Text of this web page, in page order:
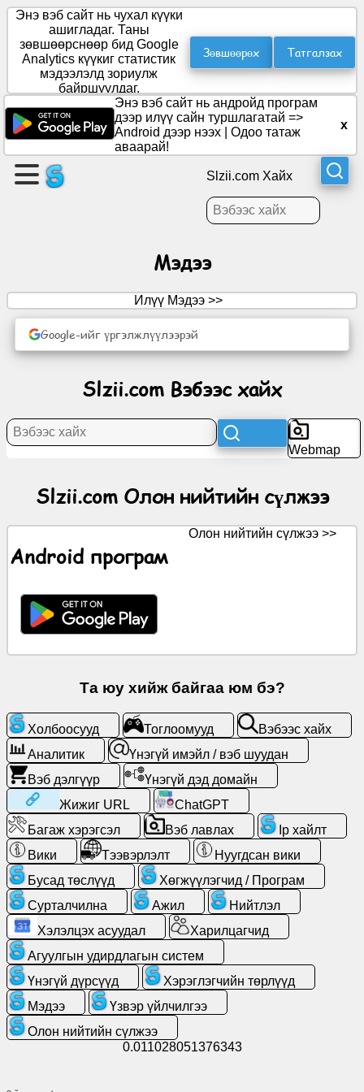
Хуудас
Бүлэг
үүсгэх
үйлчилгээ
Мэдээ
дүрсүүд
Харилцагчид
хайх
Үнэгүй
имэйл
вэб
шуудан
Аналитик
Вэб
дэлгүүр
Хөгжүүлэгчид
/
Програм
Энэ вэб сайт нь чухал күүки
ашигладаг. Таны
зөвшөөрснөөр бид Google
Analytics күүкиг статистик
мэдээлэлд зориулж
байршуулдаг.
Зөвшөөрөх Татгалзах
Энэ вэб сайт нь андройд програм
дээр илүү сайн туршлагатай =>
Android дээр нээх
Одоо татаж
аваарай!
x
Slzii.com Хайх
Мэдээ
Илүү Мэдээ >>
Google-ийг үргэлжлүүлээрэй
Slzii.com Вэбээс хайх
Webmap
Slzii.com Олон нийтийн сүлжээ
Android програм
Олон нийтийн сүлжээ >>
Та юу хийж байгаа юм бэ?
Холбоосууд Тоглоомууд
Вэбээс хайх
Аналитик
Үнэгүй имэйл / вэб шуудан
Вэб дэлгүүр
Үнэгүй дэд домайн
Жижиг URL
ChatGPT
Багаж хэрэгсэл
Вэб лавлах
Ip хайлт
Вики
Тээвэрлэлт
Нуугдсан вики
Бусад төслүүд
Хөгжүүлэгчид / Програм
Сурталчилна
Ажил
Нийтлэл
Хэлэлцэх асуудал
Харилцагчид
Агуулгын удирдлагын систем
Үнэгүй дүрсүүд
Хэрэглэгчийн төрлүүд
Мэдээ
Үзвэр үйлчилгээ
Олон нийтийн сүлжээ
0.011028051376343